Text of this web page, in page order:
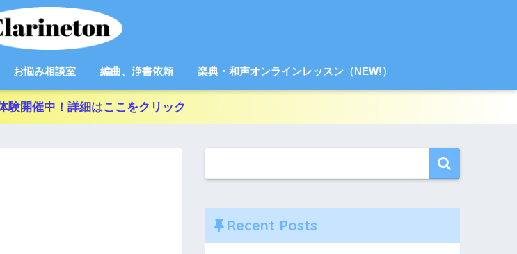
お悩み相談室 編曲、浄書依頼 楽典・和声オンラインレッスン（NEW!）
験開催中！詳細はここをクリック
Recent Posts